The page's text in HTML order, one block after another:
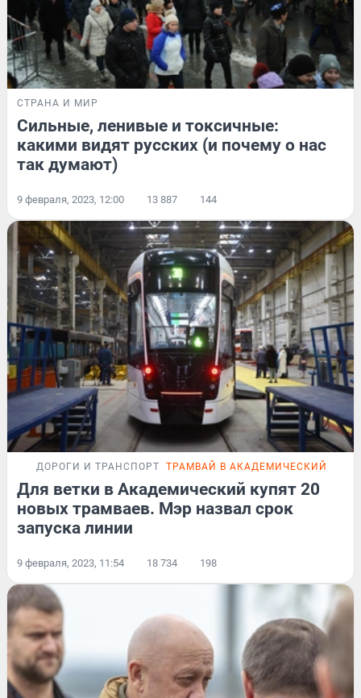
СТРАНА И МИР
Сильные, ленивые и токсичные:
какими видят русских (и почему о нас
так думают)
9 февраля, 2023, 12:00 13 887 144
ДОРОГИ И ТРАНСПОРТ ТРАМВАЙ В АКАДЕМИЧЕСКИЙ
Для ветки в Академический купят 20
новых трамваев. Мэр назвал срок
запуска линии
9 февраля, 2023, 11:54 18 734 198